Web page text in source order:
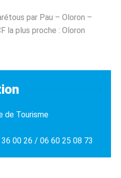
par Pau – Oloron –
la plus proche : Oloron
de Tourisme
00 26 / 06 60 25 08 73